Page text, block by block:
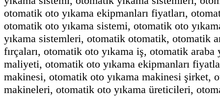
otomatik oto yıkama ekipmanları fiyatları,
otomatik oto yıkama sistemi, otomatik oto
yıkama sistemleri, otomatik otomatik, otomatik
fırçaları, otomatik oto yıkama iş, otomatik
maliyeti, otomatik oto yıkama ekipmanları
makinesi, otomatik oto yıkama makinesi şirket,
makineleri, otomatik oto yıkama üreticileri,